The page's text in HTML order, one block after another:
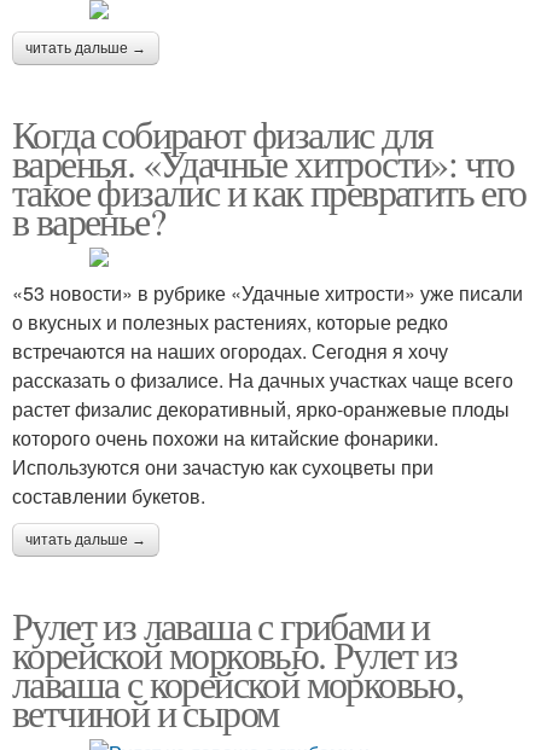
читать дальше →
Когда собирают физалис для
варенья. «Удачные хитрости»: что
такое физалис и как превратить его
в варенье?
«53 новости» в рубрике «Удачные хитрости» уже писали
о вкусных и полезных растениях, которые редко
встречаются на наших огородах. Сегодня я хочу
рассказать о физалисе. На дачных участках чаще всего
растет физалис декоративный, ярко-оранжевые плоды
которого очень похожи на китайские фонарики.
Используются они зачастую как сухоцветы при
составлении букетов.
читать дальше →
Рулет из лаваша с грибами и
корейской морковью. Рулет из
лаваша с корейской морковью,
ветчиной и сыром